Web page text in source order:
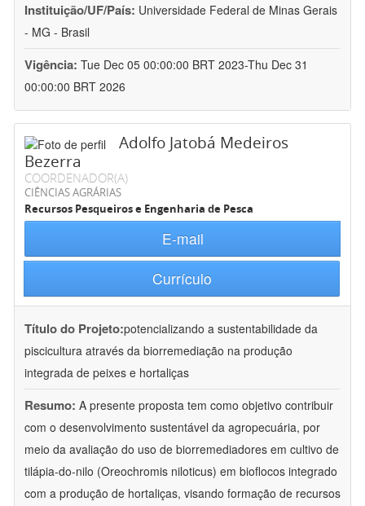
Instituição/UF/País: Universidade Federal de Minas Gerais
- MG - Brasil
Vigência: Tue Dec 05 00:00:00 BRT 2023-Thu Dec 31
00:00:00 BRT 2026
Adolfo Jatobá Medeiros
Bezerra
COORDENADOR(A)
CIÊNCIAS AGRÁRIAS
Recursos Pesqueiros e Engenharia de Pesca
E-mail
Currículo
Título do Projeto:potencializando a sustentabilidade da
piscicultura através da biorremediação na produção
integrada de peixes e hortaliças
Resumo: A presente proposta tem como objetivo contribuir
com o desenvolvimento sustentável da agropecuária, por
meio da avaliação do uso de biorremediadores em cultivo de
tilápia-do-nilo (Oreochromis niloticus) em bioflocos integrado
com a produção de hortaliças, visando formação de recursos